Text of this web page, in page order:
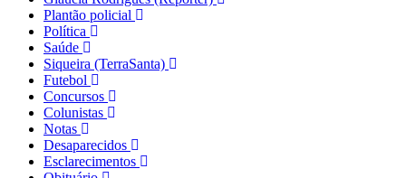
Plantão policial
Política
Saúde
Siqueira (TerraSanta)
Futebol
Concursos
Colunistas
Notas
Desaparecidos
Esclarecimentos